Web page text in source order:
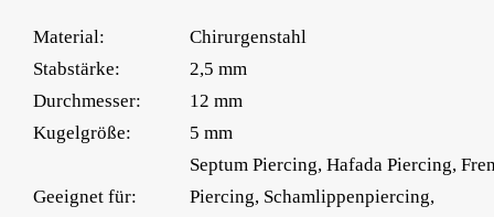
Material:
Chirurgenstahl
Stabstärke:
2,5 mm
Durchmesser: 12 mm
Kugelgröße:
5 mm
Geeignet für:
Septum Piercing, Hafada Piercing,
Piercing, Schamlippenpiercing,